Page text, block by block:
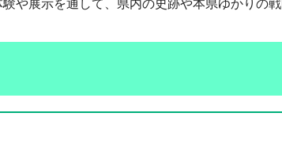
展示を通して、県内の史跡や本県ゆかりの戦